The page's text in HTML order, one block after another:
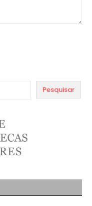
Pesquisar